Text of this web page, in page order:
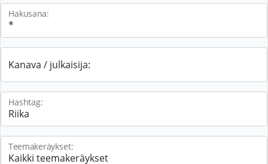
Hakusana:
Kanava / julkaisija:
Hashtag:
Teemakeräykset: